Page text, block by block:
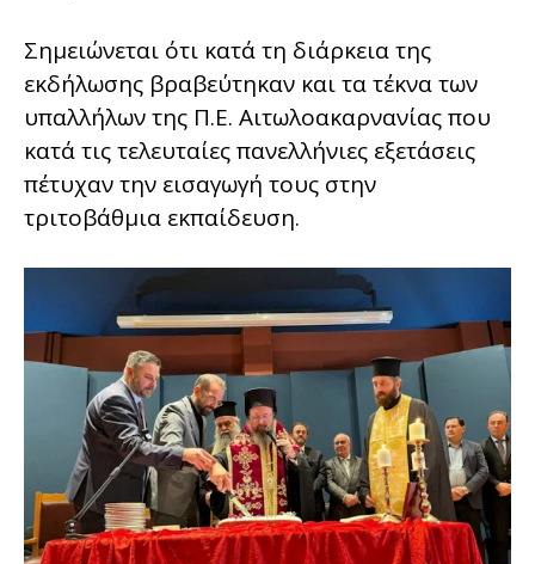
Σημειώνεται ότι κατά τη διάρκεια της
εκδήλωσης βραβεύτηκαν και τα τέκνα των
υπαλλήλων της Π.Ε. Αιτωλοακαρνανίας που
κατά τις τελευταίες πανελλήνιες εξετάσεις
πέτυχαν την εισαγωγή τους στην
τριτοβάθμια εκπαίδευση.